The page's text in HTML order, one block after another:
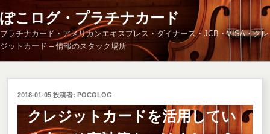
ン
テ
ン
ツ
へ
ぽこログ・プラチナカード
プラチナカード・アメリカンエキスプレス・ダイナース・JCB・VISA・クレ
ジットカード – 情報のスタック場所
投
稿
2018-01-05 投稿者: POCOLOG
クレジットカードを活用してい